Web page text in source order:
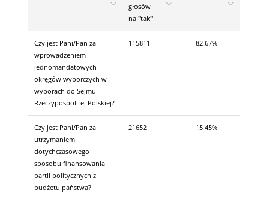
głosów
na "tak"
Czy jest Pani/Pan za
wprowadzeniem
jednomandatowych
okręgów wyborczych w
wyborach do Sejmu
Rzeczypospolitej Polskiej?
115811 82.67%
Czy jest Pani/Pan za
utrzymaniem
dotychczasowego
sposobu finansowania
partii politycznych z
budżetu państwa?
21652 15.45%